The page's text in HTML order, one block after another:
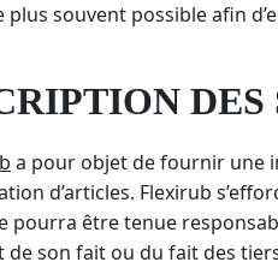
plus souvent possible afin
a pour objet de fournir une
d’articles. Flexirub
pourra être tenue
de son fait ou du fait des